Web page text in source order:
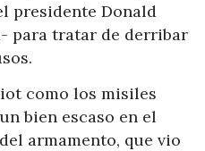
presidente Donald
para tratar de derribar
como los misiles
bien escaso en el
armamento, que vio